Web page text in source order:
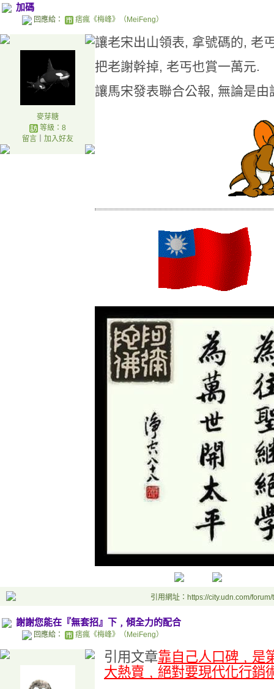
加碼
回應給： 痞瘋《梅峰》（MeiFeng）
麥芽糖
等級：8
留言｜ 加入好友
讓老宋出山領表, 拿號碼的, 老
把老謝幹掉, 老丐也賞一萬元.
讓馬宋發表聯合公報, 無論是
引用網址：https://city.udn.com/
謝謝您能在『無套招』下﹐傾全力的配合
回應給： 痞瘋《梅峰》（MeiFeng）
引用文章靠自己人口碑﹐是
大熱賣﹐絕對要現代化行銷